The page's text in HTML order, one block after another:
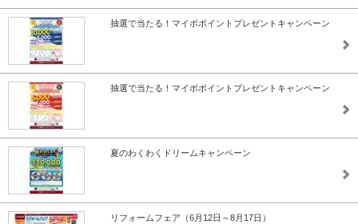
抽選で当たる！マイボポイントプレゼントキャンペーン
抽選で当たる！マイボポイントプレゼントキャンペーン
夏のわくわくドリームキャンペーン
リフォームフェア（6月12日～8月17日）